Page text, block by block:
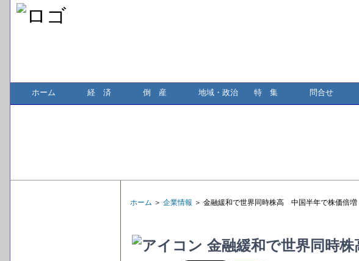
ホーム 経 済 倒 産 地域・政治 特 集 問合せ
ホーム ＞ 企業情報 ＞ 金融緩和で世界同時株高 中国半年で株価倍増
金融緩和で世界同時